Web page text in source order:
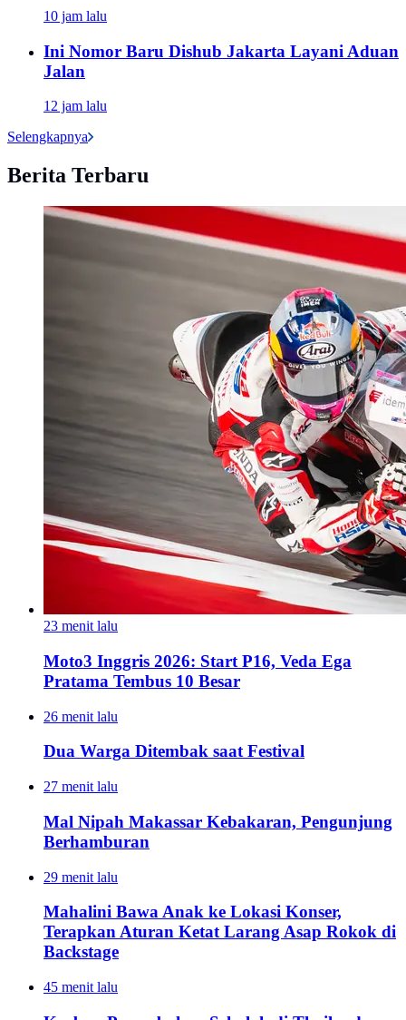
10 jam lalu
Ini Nomor Baru Dishub Jakarta Layani Aduan
Jalan
12 jam lalu
Selengkapnya
Berita Terbaru
23 menit lalu
Moto3 Inggris 2026: Start P16, Veda Ega
Pratama Tembus 10 Besar
26 menit lalu
Dua Warga Ditembak saat Festival
27 menit lalu
Mal Nipah Makassar Kebakaran, Pengunjung
Berhamburan
29 menit lalu
Mahalini Bawa Anak ke Lokasi Konser,
Terapkan Aturan Ketat Larang Asap Rokok di
Backstage
45 menit lalu